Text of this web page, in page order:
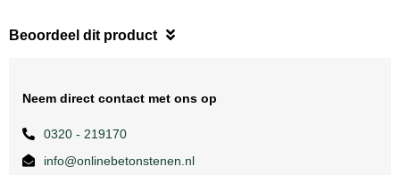
Beoordeel dit product
Neem direct contact met ons op
0320 - 219170
info@onlinebetonstenen.nl